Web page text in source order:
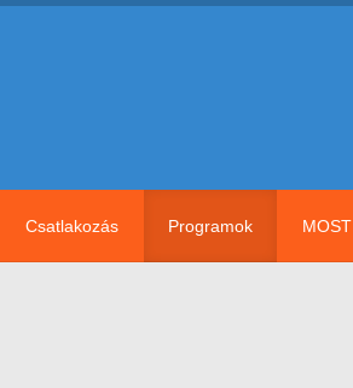
Csatlakozás Programok